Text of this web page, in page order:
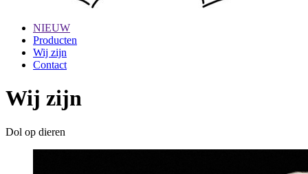
NIEUW
Producten
Wij zijn
Contact
Wij zijn
Dol op dieren